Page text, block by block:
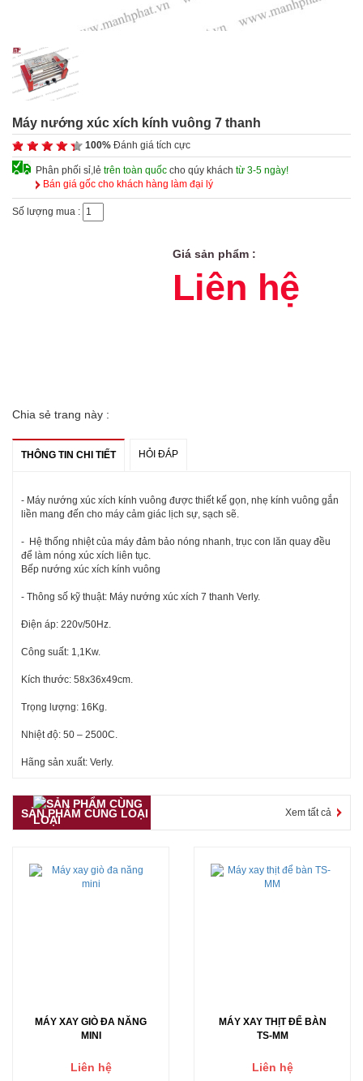
Máy nướng xúc xích kính vuông 7 thanh
100% Đánh giá tích cực
Phân phối sỉ,lẻ trên toàn quốc cho qúy khách từ 3-5 ngày!
Bán giá gốc cho khách hàng làm đại lý
Số lượng mua :
Giá sản phẩm :
Liên hệ
Chia sẻ trang này :
THÔNG TIN CHI TIẾT HỎI ĐÁP
- Máy nướng xúc xích kính vuông được thiết kế gọn, nhẹ kính vuông gắn
liền mang đến cho máy cảm giác lịch sự, sạch sẽ.
- Hệ thống nhiệt của máy đảm bảo nóng nhanh, trục con lăn quay đều
để làm nóng xúc xích liên tục.
Bếp nướng xúc xích kính vuông
- Thông số kỹ thuật: Máy nướng xúc xích 7 thanh Verly.
Điện áp: 220v/50Hz.
Công suất: 1,1Kw.
Kích thước: 58x36x49cm.
Trọng lượng: 16Kg.
Nhiệt độ: 50 – 2500C.
Hãng sản xuất: Verly.
SẢN PHẨM CÙNG LOẠI Xem tất cả
MÁY XAY GIÒ ĐA NĂNG
MINI
Liên hệ
MÁY XAY THỊT ĐỂ BÀN
TS-MM
Liên hệ